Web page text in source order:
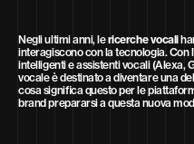
Negli ultimi anni, lericerche vocali
interagiscono con la tecnologia. Con
intelligenti e assistenti vocali (Alexa,
vocale è destinato a diventare una
cosa significa questo per le
brand prepararsi a questa nuova